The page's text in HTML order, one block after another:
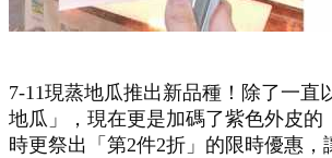
7-11現蒸地瓜推出新品種！除了一直
地瓜」，現在更是加碼了紫色外皮的
時更祭出「第2件2折」的限時優惠，